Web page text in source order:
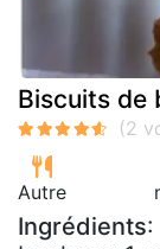
Biscuits de
Autre
Ingrédients: